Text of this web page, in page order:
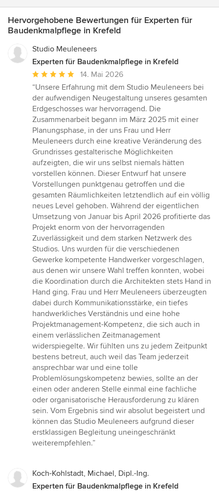
Hervorgehobene Bewertungen für Experten für
Baudenkmalpflege in Krefeld
Studio Meuleneers
Experten für Baudenkmalpflege in Krefeld
Durchschnittliche
Bewertung:
5
von
5
Sternen
14. Mai 2026
“Unsere Erfahrung mit dem Studio Meuleneers bei
der aufwendigen Neugestaltung unseres gesamten
Erdgeschosses war hervorragend. Die
Zusammenarbeit begann im März 2025 mit einer
Planungsphase, in der uns Frau und Herr
Meuleneers durch eine kreative Veränderung des
Grundrisses gestalterische Möglichkeiten
aufzeigten, die wir uns selbst niemals hätten
vorstellen können. Dieser Entwurf hat unsere
Vorstellungen punktgenau getroffen und die
gesamten Räumlichkeiten letztendlich auf ein völlig
neues Level gehoben. Während der eigentlichen
Umsetzung von Januar bis April 2026 profitierte das
Projekt enorm von der hervorragenden
Zuverlässigkeit und dem starken Netzwerk des
Studios. Uns wurden für die verschiedenen
Gewerke kompetente Handwerker vorgeschlagen,
aus denen wir unsere Wahl treffen konnten, wobei
die Koordination durch die Architekten stets Hand in
Hand ging. Frau und Herr Meuleneers überzeugten
dabei durch Kommunikationsstärke, ein tiefes
handwerkliches Verständnis und eine hohe
Projektmanagement-Kompetenz, die sich auch in
einem verlässlichen Zeitmanagement
widerspiegelte. Wir fühlten uns zu jedem Zeitpunkt
bestens betreut, auch weil das Team jederzeit
ansprechbar war und eine tolle
Problemlösungskompetenz bewies, sollte an der
einen oder anderen Stelle einmal eine fachliche
oder organisatorische Herausforderung zu klären
sein. Vom Ergebnis sind wir absolut begeistert und
können das Studio Meuleneers aufgrund dieser
erstklassigen Begleitung uneingeschränkt
weiterempfehlen.”
Koch-Kohlstadt, Michael, Dipl.-Ing.
Experten für Baudenkmalpflege in Krefeld